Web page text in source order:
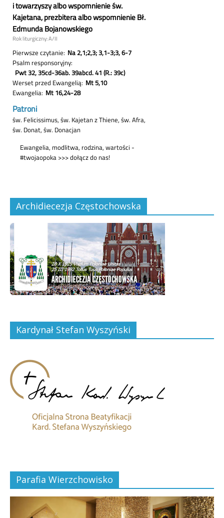
Archidiecezja Częstochowska
Kardynał Stefan Wyszyński
Parafia Wierzchowisko